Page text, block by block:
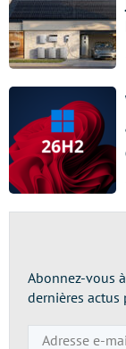
Abonnez-vous
dernières actus